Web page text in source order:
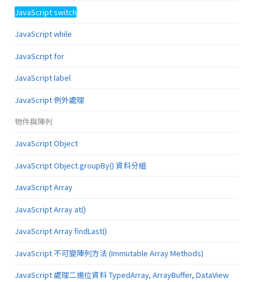
JavaScript switch
JavaScript while
JavaScript for
JavaScript label
JavaScript 例外處理
物件與陣列
JavaScript Object
JavaScript Object.groupBy() 資料分組
JavaScript Array
JavaScript Array at()
JavaScript Array findLast()
JavaScript 不可變陣列方法 (Immutable Array Methods)
JavaScript 處理二進位資料 TypedArray, ArrayBuffer, DataView